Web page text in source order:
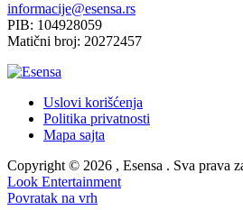
informacije@esensa.rs
PIB: 104928059
Matični broj: 20272457
Uslovi korišćenja
Politika privatnosti
Mapa sajta
Copyright © 2026 , Esensa . Sva prava
Look Entertainment
Povratak na vrh